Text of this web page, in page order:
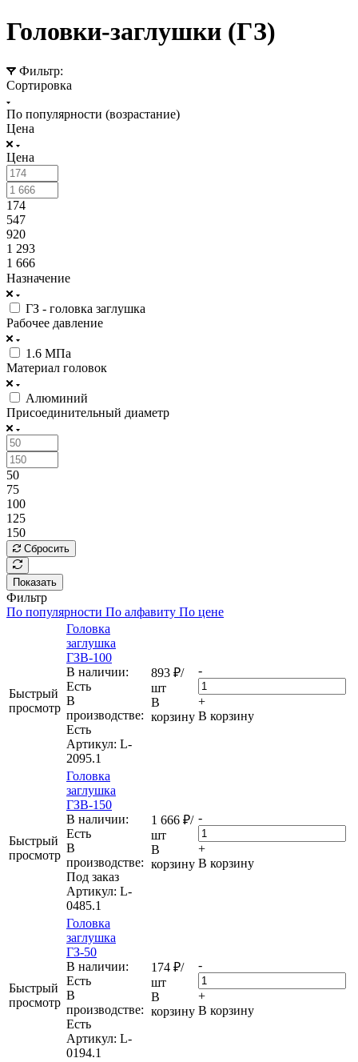
Головки-заглушки (ГЗ)
Фильтр:
Сортировка
По популярности (возрастание)
Цена
Цена
174
547
920
1 293
1 666
Назначение
ГЗ - головка заглушка
Рабочее давление
1.6 МПа
Материал головок
Алюминий
Присоединительный диаметр
50
75
100
125
150
Сбросить
Показать
Фильтр
По популярности По алфавиту По цене
Быстрый
просмотр
Головка
заглушка
ГЗВ-100
В наличии:
Eсть
В
производстве:
Есть
Артикул: L-
2095.1
893 ₽/
шт
В
корзину
-
+
В корзину
Быстрый
просмотр
Головка
заглушка
ГЗВ-150
В наличии:
Eсть
В
производстве:
Под заказ
Артикул: L-
0485.1
1 666 ₽/
шт
В
корзину
-
+
В корзину
Быстрый
просмотр
Головка
заглушка
ГЗ-50
В наличии:
Eсть
В
производстве:
Есть
Артикул: L-
0194.1
174 ₽/
шт
В
корзину
-
+
В корзину